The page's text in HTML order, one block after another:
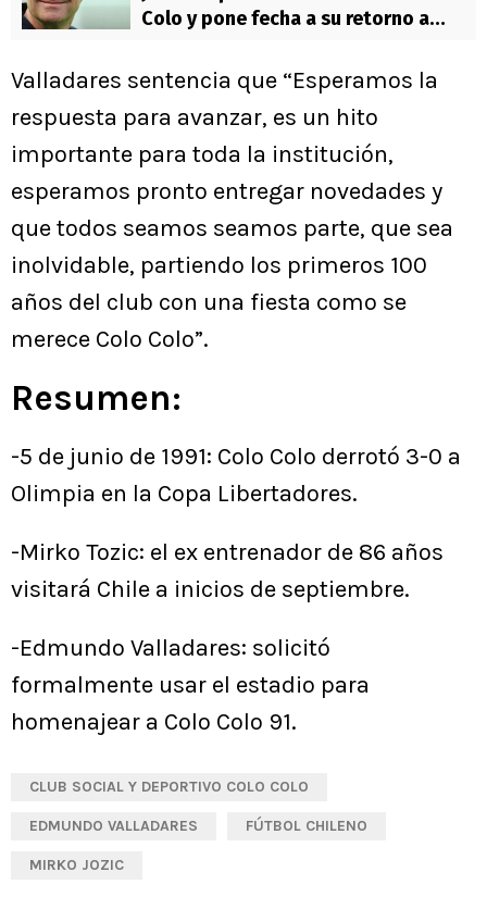
Colo y pone fecha a su retorno a
Valladares sentencia que “Esperamos la
respuesta para avanzar, es un hito
importante para toda la institución,
esperamos pronto entregar novedades y
que todos seamos seamos parte, que sea
inolvidable, partiendo los primeros 100
años del club con una fiesta como se
merece Colo Colo”.
Resumen:
-5 de junio de 1991: Colo Colo derrotó 3-0 a
Olimpia en la Copa Libertadores.
-Mirko Tozic: el ex entrenador de 86 años
visitará Chile a inicios de septiembre.
-Edmundo Valladares: solicitó
formalmente usar el estadio para
homenajear a Colo Colo 91.
CLUB SOCIAL Y DEPORTIVO COLO COLO
EDMUNDO VALLADARES FÚTBOL CHILENO
MIRKO JOZIC